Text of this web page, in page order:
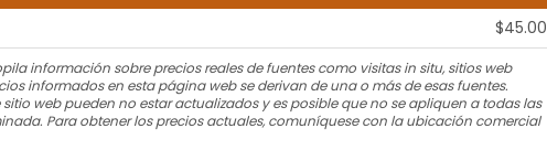
$45.00
información sobre precios reales de fuentes como visitas in situ, sitios web
informados en esta página web se derivan de una o más de esas fuentes.
web pueden no estar actualizados y es posible que no se apliquen a todas las
Para obtener los precios actuales, comuníquese con la ubicación comercial